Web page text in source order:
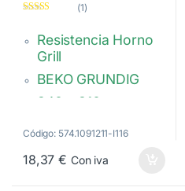
de 5
(1)
Resistencia Horno
Grill
BEKO GRUNDIG
340 x 310 mm.
100 x 18 mm.
1100W+1100W
Código: 574.1091211-I116
18,37€ Con iva